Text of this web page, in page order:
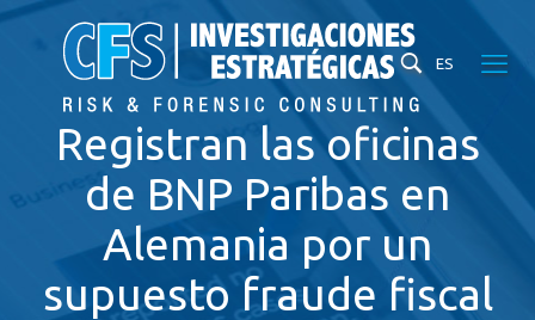
ES
Registran las oficinas
de BNP Paribas en
Alemania por un
supuesto fraude fiscal